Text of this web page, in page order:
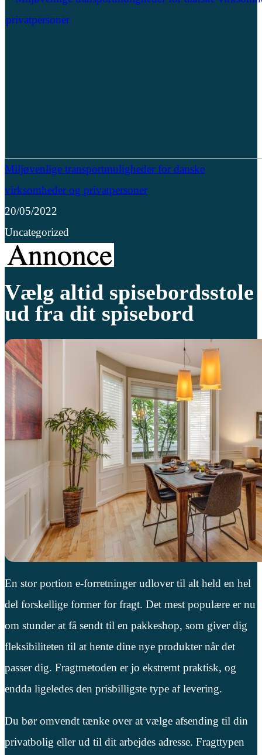
Miljøvenlige transportmuligheder for danske
virksomheder og privatpersoner
20/05/2022
Uncategorized
Vælg altid spisebordsstole
ud fra dit spisebord
En stor portion e-forretninger udlover til alt held en hel
del forskellige former for fragt. Det mest populære er nu
om stunder at få sendt til en pakkeshop, som giver dig
fleksibiliteten til at hente dine nye produkter når det
passer dig. Fragtmetoden er jo ekstremt praktisk, og
endda ligeledes den prisbilligste type af levering.
Du bør omvendt tænke over at vælge afsending til din
privatbolig eller ud til dit arbejdes adresse. Fragttypen